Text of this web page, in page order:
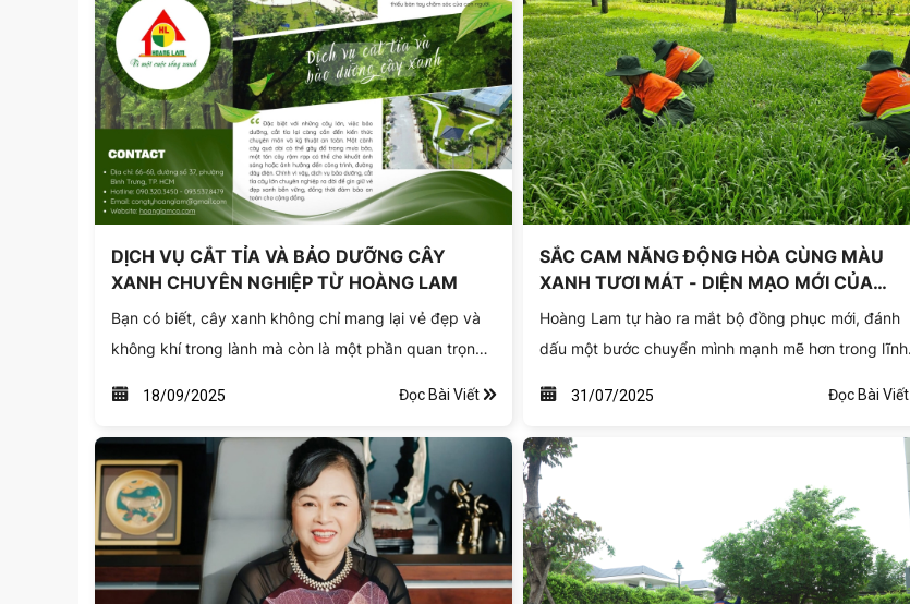
DỊCH VỤ CẮT TỈA VÀ BẢO DƯỠNG CÂY
XANH CHUYÊN NGHIỆP TỪ HOÀNG LAM
Bạn có biết, cây xanh không chỉ mang lại vẻ đẹp và
không khí trong lành mà còn là một phần quan trọng
TNHH Hoàng Lam, chúng tôi hiểu rõ điều đó. Với sứ
mệnh "Vì một cuộc sống xanh", chúng tôi tự hào giới
thiệu dịch vụ Cắt tỉa và Bảo dưỡng cây xanh chuyên
nghiệp, mang đến giải pháp toàn diện cho cây xanh
đô thị, công viên, khu dân cư và các công trình cảnh
18/09/2025 Đọc Bài Viết
SẮC CAM NĂNG ĐỘNG HÒA CÙNG MÀU
XANH TƯƠI MÁT - DIỆN MẠO MỚI CỦA
HOÀNG LAM!
Hoàng Lam tự hào ra mắt bộ đồng phục mới, đánh
dấu một bước chuyển mình mạnh mẽ hơn trong lĩnh
31/07/2025 Đọc Bài Viết